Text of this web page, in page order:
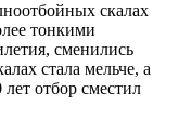
скалах
тонкими
сменились
стала мельче, а
отбор сместил